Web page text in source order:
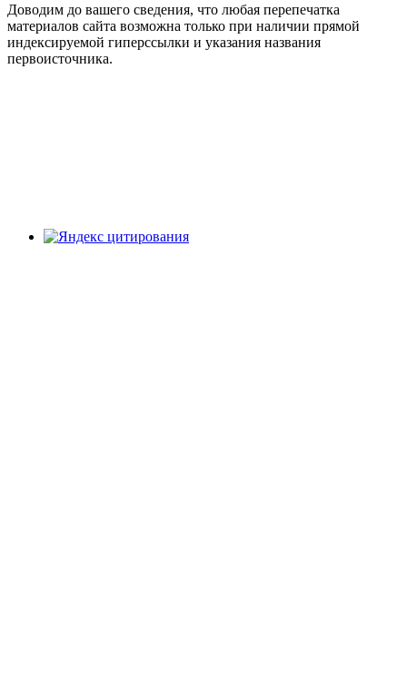
Доводим до вашего сведения, что любая перепечатка
материалов сайта возможна только при наличии прямой
индексируемой гиперссылки и указания названия
первоисточника.